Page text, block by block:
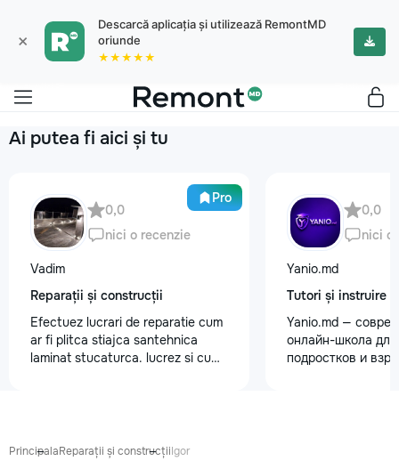
×
Descarcă aplicația și utilizează RemontMD
oriunde
★★★★★
Ai putea fi aici și tu
Pro
0,0
nici o recenzie
Vadim
Reparații și construcții
Efectuez lucrari de reparatie cum
ar fi plitca stiajca santehnica
laminat stucaturca. lucrez si cu
0,0
nici o
Yanio.md
Tutori și instruire
Yanio.md —
онлайн-школа для
подростков и
PrincipalaReparații și construcțiiIgor